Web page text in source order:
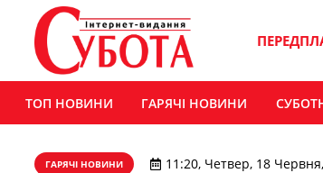
ТОП НОВИНИ ГАРЯЧІ НОВИНИ
ГАРЯЧІ НОВИНИ 11:20, Четвер, 18